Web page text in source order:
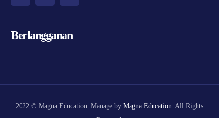
Berlangganan
2022 © Magna Education. Manage by Magna Education . All Rights